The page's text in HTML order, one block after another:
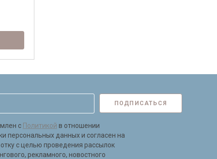
ПОДПИСАТЬСЯ
с Политикой в отношении
персональных данных и согласен на
с целью проведения рассылок
рекламного, новостного